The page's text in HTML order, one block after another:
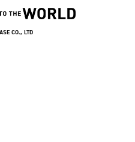
CO., LTD